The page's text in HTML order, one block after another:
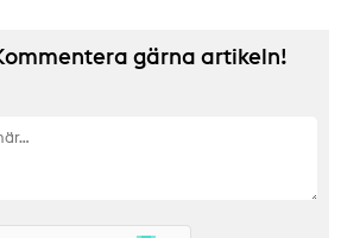
gärna artikeln!